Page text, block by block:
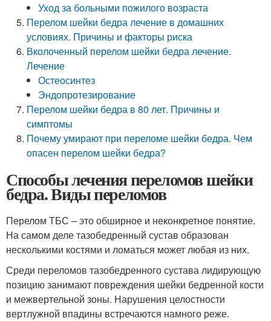
Уход за больными пожилого возраста
Перелом шейки бедра лечение в домашних
условиях. Причины и факторы риска
Вколоченный перелом шейки бедра лечение.
Лечение
Остеосинтез
Эндопротезирование
Перелом шейки бедра в 80 лет. Причины и
симптомы
Почему умирают при переломе шейки бедра. Чем
опасен перелом шейки бедра?
Способы лечения переломов шейки
бедра. Виды переломов
Перелом ТБС – это обширное и неконкретное понятие.
На самом деле тазобедренный сустав образован
несколькими костями и ломаться может любая из них.
Среди переломов тазобедренного сустава лидирующую
позицию занимают повреждения шейки бедренной кости
и межвертельной зоны. Нарушения целостности
вертлужной впадины встречаются намного реже.